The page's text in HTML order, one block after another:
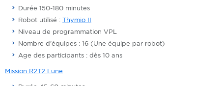
Durée 150-180 minutes
Robot utilisé : Thymio II
Niveau de programmation VPL
Nombre d'équipes : 16 (Une équipe par robot)
Age des participants : dès 10 ans
Mission R2T2 Lune